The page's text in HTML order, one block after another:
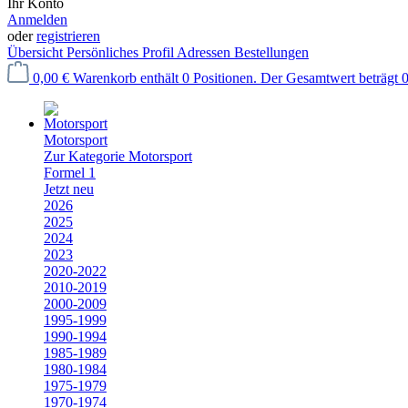
Ihr Konto
Anmelden
oderregistrieren
Übersicht Persönliches Profil Adressen Bestellungen
0,00 € Warenkorb enthält 0 Positionen. Der Gesamtwert beträgt
Motorsport
Zur Kategorie Motorsport
Formel 1
Jetzt neu
2026
2025
2024
2023
2020-2022
2010-2019
2000-2009
1995-1999
1990-1994
1985-1989
1980-1984
1975-1979
1970-1974